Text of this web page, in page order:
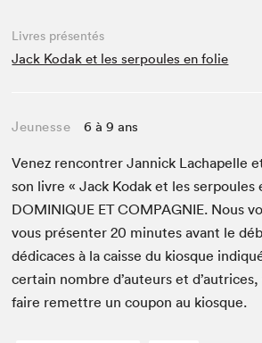
Livres présentés
Jack Kodak et les serpoules en folie
Jeunesse 6 à 9 ans
Venez ren­con­tr­er Jan­nick Lachapelle
son livre « Jack Kodak et les ser­poules
DOMINIQUE ET COM­PAG­NIE. Nous
vous présen­ter20 min­utes avant le
dédi­caces à la caisse du kiosque
cer­tain nom­bre d’auteurs et
faire remet­tre un coupon au kiosque.